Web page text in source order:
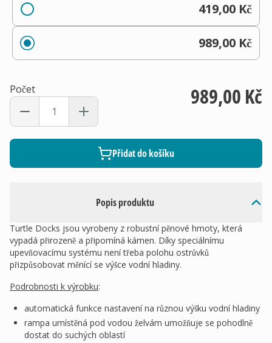
Popis produktu
Turtle Docks jsou vyrobeny z robustní pěnové hmoty, která
vypadá přirozeně a připomíná kámen. Díky speciálnímu
upevňovacímu systému není třeba polohu ostrůvků
přizpůsobovat měnící se výšce vodní hladiny.
Podrobnosti k výrobku:
automatická funkce nastavení na různou výšku vodní hladiny
rampa umístěná pod vodou želvám umožňuje se pohodlně
dostat do suchých oblastí
419,00 Kč
989,00 Kč
Počet 989,00 Kč
Přidat do košíku